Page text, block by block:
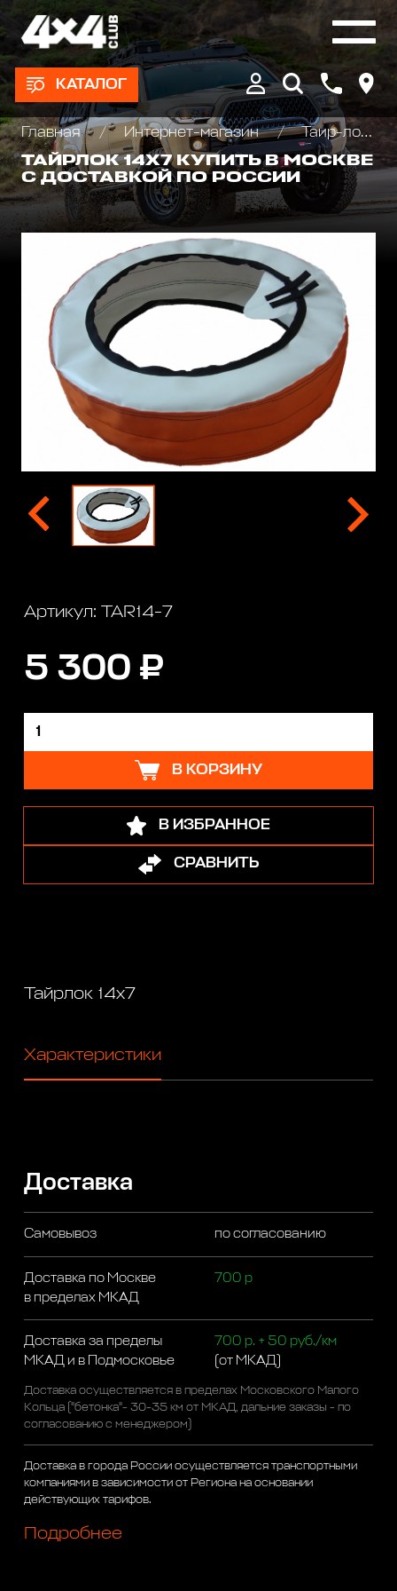
КАТАЛОГ
Главная Интернет-магазин
Таир-локи
ТАЙРЛОК 14Х7 КУПИТЬ В МОСКВЕ
С ДОСТАВКОЙ ПО РОССИИ
Артикул: TAR14-7
5 300 ₽
В КОРЗИНУ
В ИЗБРАННОЕ
СРАВНИТЬ
Тайрлок 14х7
Характеристики
Доставка
Самовывоз по согласованию
Доставка по Москве
в пределах МКАД
700 р
Доставка за пределы
МКАД и в Подмосковье
700 р. + 50 руб./км
(от МКАД)
Доставка осуществляется в пределах Московского Малого
Кольца ("бетонка"- 30-35 км от МКАД, дальние заказы - по
согласованию с менеджером)
Доставка в города России осуществляется транспортными
компаниями в зависимости от Региона на основании
действующих тарифов.
Подробнее